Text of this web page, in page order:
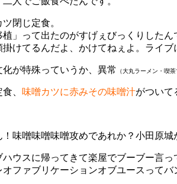
閉じ定食。
」って出たのがすげぇびっくりした
けてるんだよ、かけてねぇよ。ライブ
が特殊っていうか、異常 （大丸ラーメン・喫
、 味噌カツに赤みその味噌汁がついて
味噌味噌味噌攻めであれか？小田原城
ウスに帰ってきて楽屋でブーブー言っ
ファブリケーションオブユースって